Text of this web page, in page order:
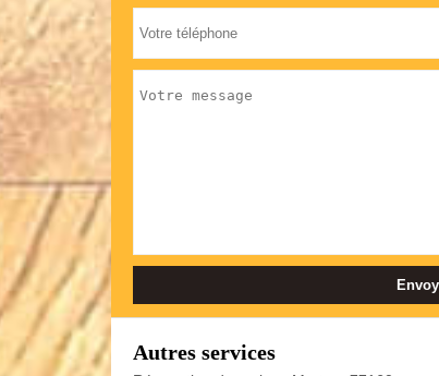
Autres services